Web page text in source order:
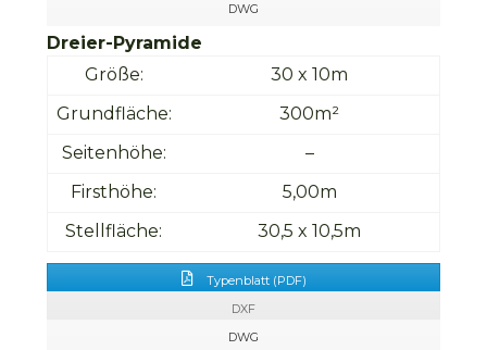
DWG
Dreier-Pyramide
Größe:
30 x 10m
Grundfläche:
300m²
Seitenhöhe:
–
Firsthöhe:
5,00m
Stellfläche:
30,5 x 10,5m
Typenblatt (PDF)
DXF
DWG